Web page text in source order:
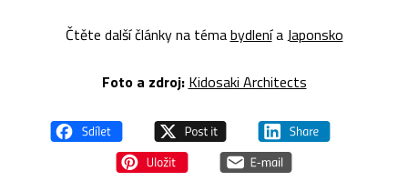
Čtěte další články na témabydleníaJaponsko
Foto a zdroj: Kidosaki Architects